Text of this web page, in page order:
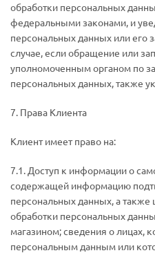
обработки персональных
федеральными законами, и
персональных данных или его
случае, если обращение или
уполномоченным органом по
персональных данных, также
7. Права Клиента
Клиент имеет право на:
7.1. Доступ к информации о
содержащей информацию
персональных данных, а также
обработки персональных
магазином; сведения о лицах,
персональным данным или